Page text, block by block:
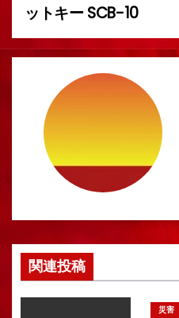
稿
ナ
ゲ
ー
ョ
ン
ットキー SCB-10
関連投稿
災害